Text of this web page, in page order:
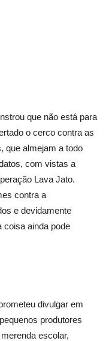
que não está para
o cerco contra as
que almejam a todo
com vistas a
Lava Jato.
contra a
e devidamente
coisa ainda pode
divulgar em
produtores
escolar,